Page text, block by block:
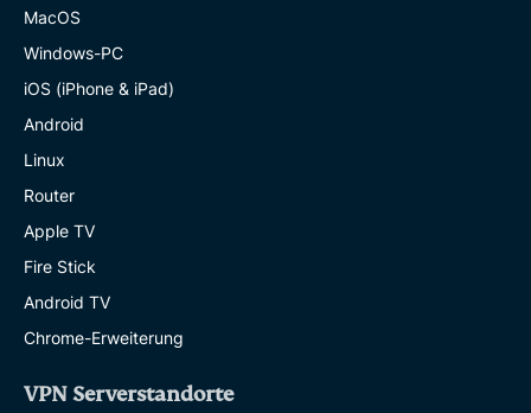
MacOS
Windows-PC
iOS (iPhone & iPad)
Android
Linux
Router
Apple TV
Fire Stick
Android TV
Chrome-Erweiterung
VPN Serverstandorte